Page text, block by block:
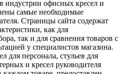
индустрии офисных кресел и
самые необходимые
Страницы сайта содержат
как для
так и для сравнения товаров с
у специалистов магазина.
для персонала, стульев для
и кресел руководителя